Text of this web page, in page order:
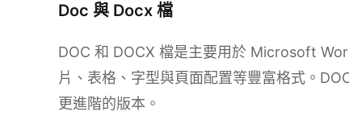
Doc 與 Docx 檔
DOC 和 DOCX 檔是主要用於 Microsoft
片、表格、字型與頁面配置等豐富格式。
更進階的版本。